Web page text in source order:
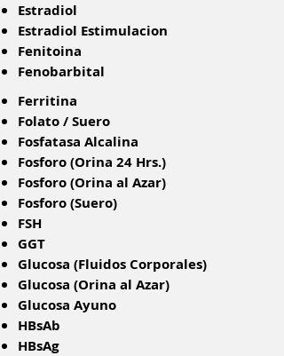
Estradiol
Estradiol Estimulacion
Fenitoina
Fenobarbital
​Ferritina
Folato / Suero
Fosfatasa Alcalina
Fosforo (Orina 24 Hrs.)
Fosforo (Orina al Azar)
Fosforo (Suero)
FSH
GGT
Glucosa (Fluidos Corporales)
Glucosa (Orina al Azar)
Glucosa Ayuno
HBsAb
HBsAg